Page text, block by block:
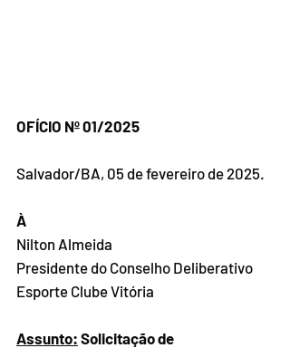
OFÍCIO Nº 01/2025
Salvador/BA, 05 de fevereiro de 2025.
À
Nilton Almeida
Presidente do Conselho Deliberativo
Esporte Clube Vitória
Assunto: Solicitação de